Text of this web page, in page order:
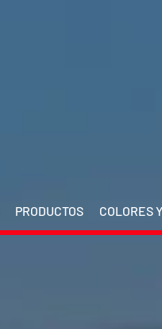
PRODUCTOS COLORES